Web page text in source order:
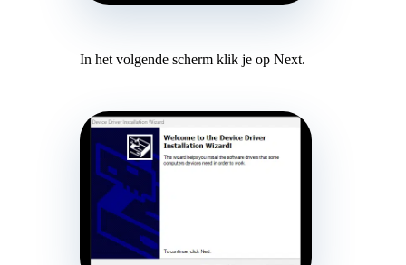
In het volgende scherm klik je op Next.